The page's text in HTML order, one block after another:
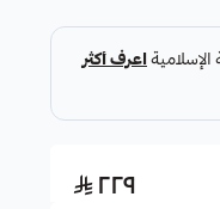
٢٢٩